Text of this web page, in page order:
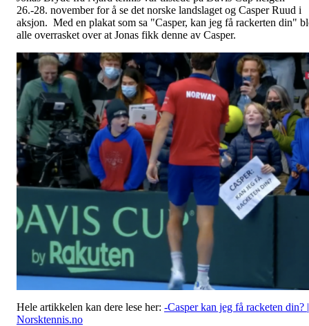
26.-28. november for å se det norske landslaget og Casper Ruud i
aksjon. Med en plakat som sa "Casper, kan jeg få rackerten din"
alle overrasket over at Jonas fikk denne av Casper.
Hele artikkelen kan dere lese her: -Casper kan jeg få racketen din? |
Norsktennis.no